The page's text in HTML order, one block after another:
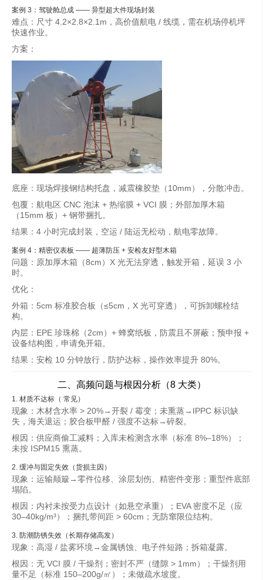
案例 3：驾驶舱总成 —— 异型超大件现场封装
难点：尺寸 4.2×2.8×2.1m，高价值航电 / 线缆，需在机场停机坪
快速作业。
方案：
底座：现场焊接钢结构托盘，减震橡胶垫（10mm），分散冲击。
包覆：航电区 CNC 泡沫 + 热缩膜 + VCI 膜；外部加厚木箱
（15mm 板）+ 钢带捆扎。
结果：4 小时完成封装，空运 / 陆运无松动，航电零故障。
案例 4：精密仪表板 —— 超薄防压 + 安检友好型木箱
问题：原加厚木箱（8cm）X 光无法穿透，触发开箱，延误 3 小
时。
优化：
外箱：5cm 标准胶合板（≤5cm，X 光可穿透），可拆卸螺栓结
构。
内层：EPE 珍珠棉（2cm）+ 蜂窝纸板，防震且不屏蔽；预申报 +
设备结构图，申请免开箱。
结果：安检 10 分钟放行，防护达标，操作效率提升 80%。
二、高频问题与根因分析（8 大类）
1. 材质不达标（ 常见）
现象：木材含水率 > 20%→开裂 / 霉变；未熏蒸→IPPC 标识缺
失，海关退运；胶合板甲醛 / 强度不达标→碎裂。
根因：供应商偷工减料；入库未检测含水率（标准 8%–18%）；
未按 ISPM15 熏蒸。
2. 缓冲与固定失效（货损主因）
现象：运输颠簸→零件位移、涂层划伤、精密件变形；重型件底部
塌陷。
根因：内衬未按受力点设计（如悬空承重）；EVA 密度不足（应
30–40kg/m³）；捆扎带间距 > 60cm；无防窜限位结构。
3. 防潮防锈失效（长期存储高发）
现象：高湿 / 盐雾环境→金属锈蚀、电子件短路；拆箱凝露。
根因：无 VCI 膜 / 干燥剂；密封不严（缝隙 > 1mm）；干燥剂用
量不足（标准 150–200g/㎡）；未做疏水坡度。